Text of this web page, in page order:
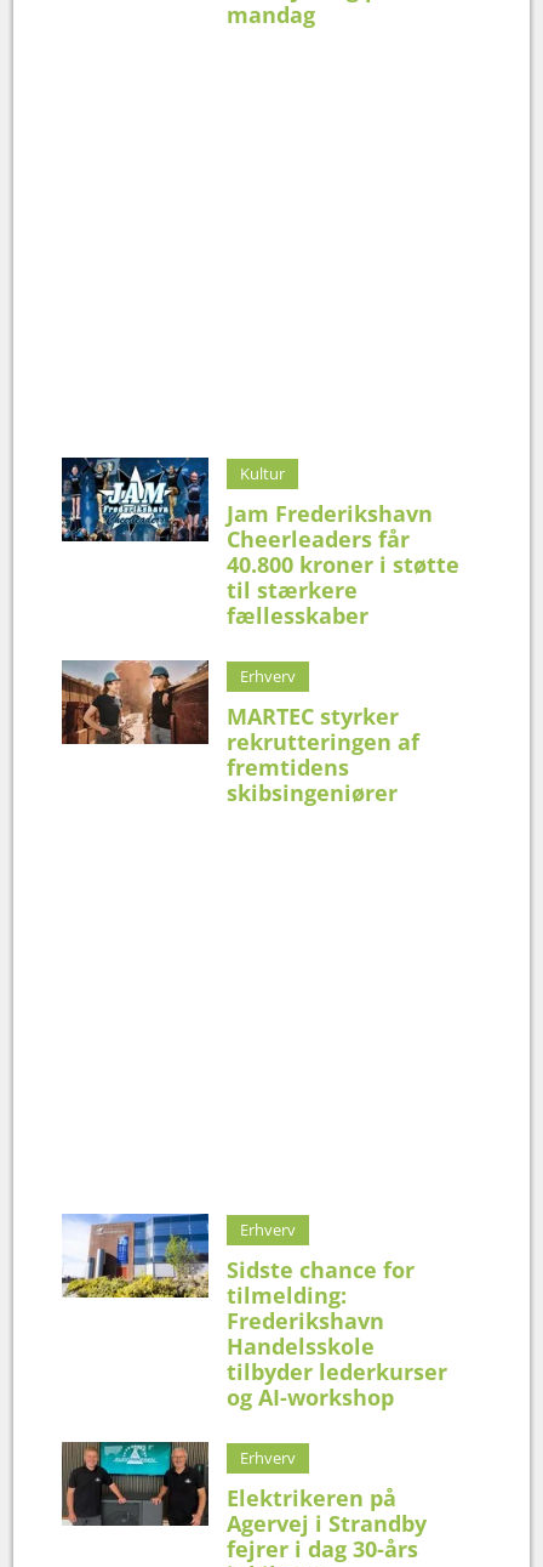
mandag
Kultur
Jam Frederikshavn
Cheerleaders får
40.800 kroner i støtte
til stærkere
fællesskaber
Erhverv
MARTEC styrker
rekrutteringen af
fremtidens
skibsingeniører
Erhverv
Sidste chance for
tilmelding:
Frederikshavn
Handelsskole
tilbyder lederkurser
og AI-workshop
Erhverv
Elektrikeren på
Agervej i Strandby
fejrer i dag 30-års